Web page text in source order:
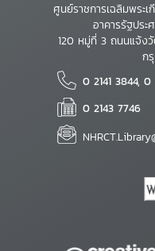
ศูนย์ราชการเฉลิมพระ
อาคารรัฐปร
120 หมู่ที่ 3 ถนนแจ้ง
ก
0 2141 3844, 0
0 2143 7746